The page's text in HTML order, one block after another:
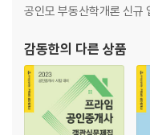
제 5 편 부동산투자론
Chapter 02 부동산투자분석
제 6 편 부동산금융론
Chapter 01 부동산금융
Chapter 02 부동산증권
Chapter 03 부동산자금조달 형
공인모 부동산학개론 신규
감동한의 다른 상품